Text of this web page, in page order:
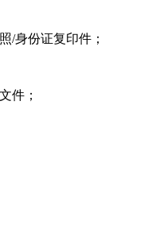
/身份证复印件；
件；